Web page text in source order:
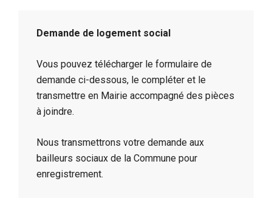
Demande de logement social
Vous pouvez télécharger le formulaire de
demande ci-dessous, le compléter et le
transmettre en Mairie accompagné des pièces
à joindre.
Nous transmettrons votre demande aux
bailleurs sociaux de la Commune pour
enregistrement.